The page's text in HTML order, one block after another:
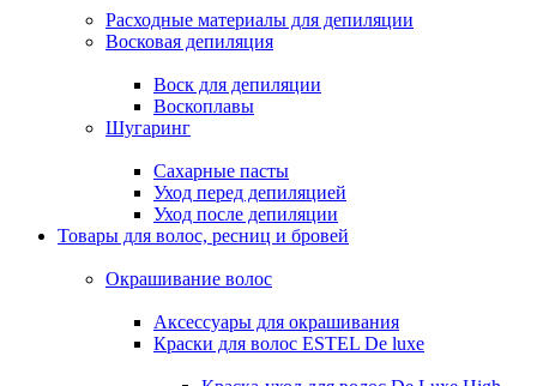
Расходные материалы для депиляции
Восковая депиляция
Воск для депиляции
Воскоплавы
Шугаринг
Сахарные пасты
Уход перед депиляцией
Уход после депиляции
Товары для волос, ресниц и бровей
Окрашивание волос
Аксессуары для окрашивания
Краски для волос ESTEL De luxe